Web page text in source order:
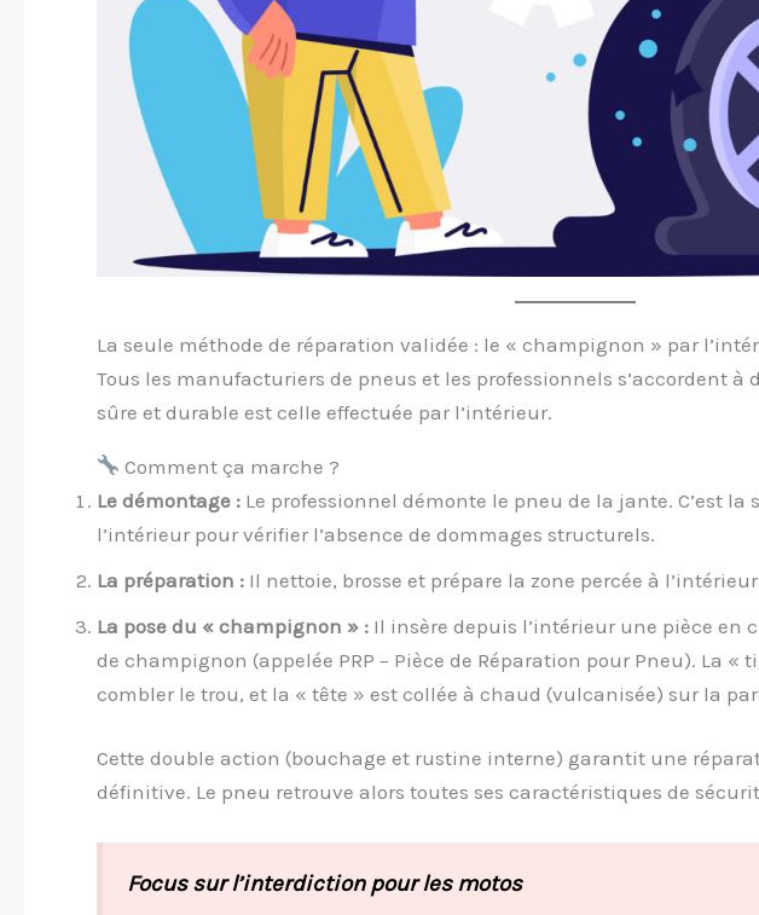
La seule méthode de réparation validée : le « champignon » par
Tous les manufacturiers de pneus et les professionnels s’accordent à
sûre et durable est celle effectuée par l’intérieur.
Comment ça marche ?
Le démontage : Le professionnel démonte le pneu de la jante. C’est la
l’intérieur pour vérifier l’absence de dommages structurels.
La préparation : Il nettoie, brosse et prépare la zone percée à
La pose du « champignon » : Il insère depuis l’intérieur une pièce en
de champignon (appelée PRP – Pièce de Réparation pour Pneu). La
combler le trou, et la « tête » est collée à chaud (vulcanisée) sur la
Cette double action (bouchage et rustine interne) garantit une
définitive. Le pneu retrouve alors toutes ses caractéristiques de
Focus sur l’interdiction pour les motos